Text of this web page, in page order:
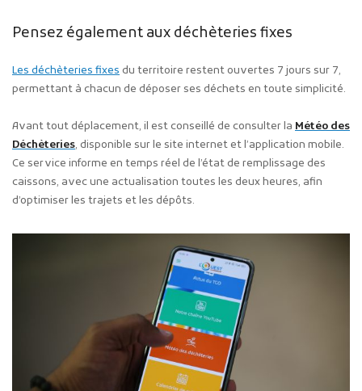
Pensez également aux déchèteries fixes
Les déchèteries fixes du territoire restent ouvertes 7 jours sur 7,
permettant à chacun de déposer ses déchets en toute simplicité.
Avant tout déplacement, il est conseillé de consulter la Météo des
Déchèteries, disponible sur le site internet et l’application mobile.
Ce service informe en temps réel de l’état de remplissage des
caissons, avec une actualisation toutes les deux heures, afin
d’optimiser les trajets et les dépôts.